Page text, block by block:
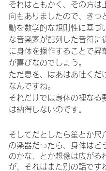
それはともかく、その方は
向もありましたので、きっ
動を数学的な規則性に基づ
な音楽家が配列した音符に
に身体を操作することで昇
が喜びなのでしょう。
ただ息を、はあはあ吐くだ
なんですね。
それだけでは身体の裡なる
は納得しないのです。
そしてだとしたら笙とか尺
の楽器だったら、身体はど
のかな、とか想像は広がる
が、それはまた別の話です